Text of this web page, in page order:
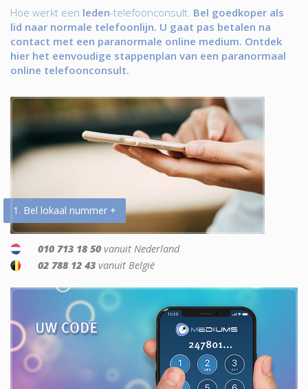
Hoe werkt een leden-telefoonconsult. Bel goedkoper als
lid naar normale telefoonlijn. U gaat pas betalen na
contact met een paranormale online medium. Ontdek
hier het eenvoudige stappenplan van een paranormaal
online telefoonconsult.
1. Bel lokaal nummer +
010 713 18 50 vanuit Nederland
02 788 12 43 vanuit België